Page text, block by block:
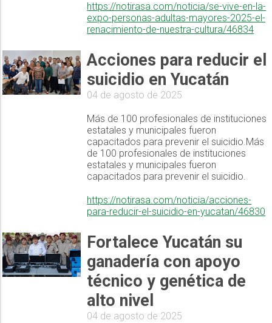
https://notirasa.com/noticia/se-vive-en-la-
expo-personas-adultas-mayores-2025-el-
renacimiento-de-nuestra-cultura/46834
Acciones para reducir el
suicidio en Yucatán
04 de agosto de 2025
Más de 100 profesionales de instituciones
estatales y municipales fueron
capacitados para prevenir el suicidio.Más
de 100 profesionales de instituciones
estatales y municipales fueron
capacitados para prevenir el suicidio.
https://notirasa.com/noticia/acciones-
para-reducir-el-suicidio-en-yucatan/46830
Fortalece Yucatán su
ganadería con apoyo
técnico y genética de
alto nivel
04 de agosto de 2025